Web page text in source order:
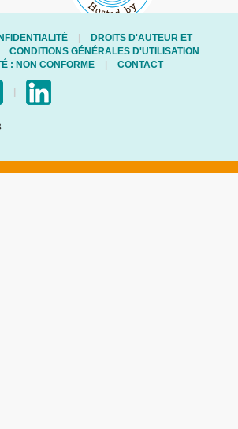
DROITS D'AUTEUR ET
CONDITIONS GÉNÉRALES D'UTILISATION
: NON CONFORME
CONTACT